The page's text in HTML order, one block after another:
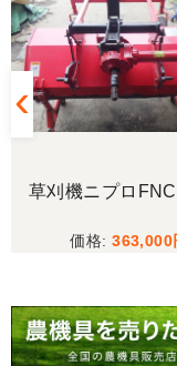
山梨県／じ
整備された
だいたい予
から陸送が
い物が出来
山梨県／今
この度は、
だ、メール
ラグがあり
山梨県／
草刈機ニプロ
363,000